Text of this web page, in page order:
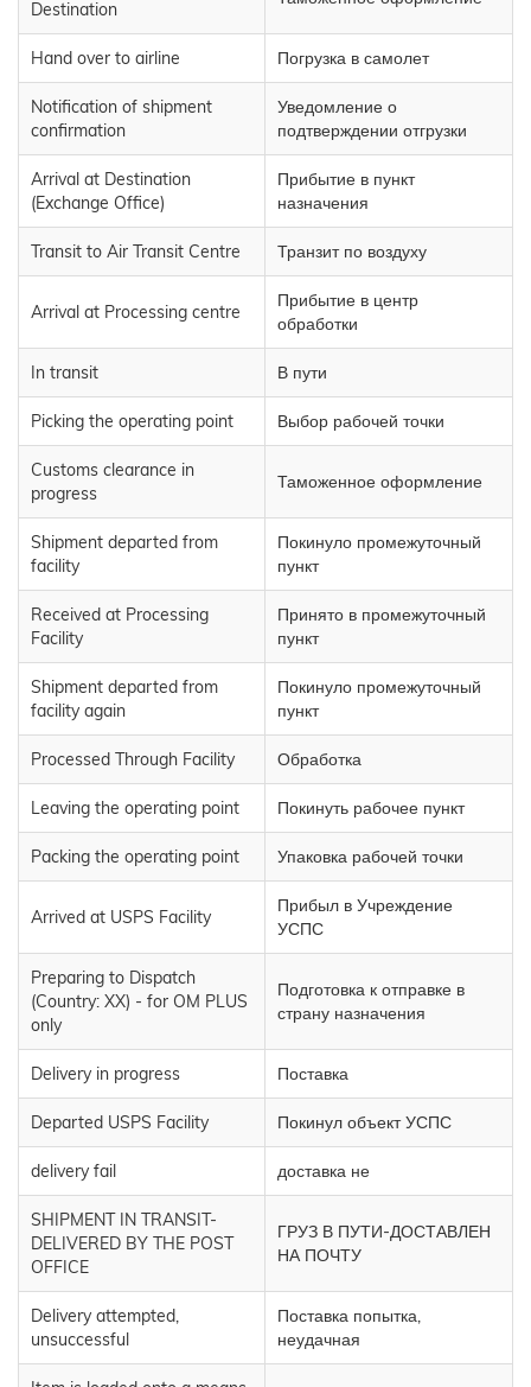
Destination
Hand over to airline Погрузка в самолет
Notification of shipment
confirmation
Уведомление о
подтверждении отгрузки
Arrival at Destination
(Exchange Office)
Прибытие в пункт
назначения
Transit to Air Transit Centre Транзит по воздуху
Arrival at Processing centre
Прибытие в центр
обработки
In transit В пути
Picking the operating point Выбор рабочей точки
Customs clearance in
progress
Таможенное оформление
Shipment departed from
facility
Покинуло промежуточный
пункт
Received at Processing
Facility
Принято в промежуточный
пункт
Shipment departed from
facility again
Покинуло промежуточный
пункт
Processed Through Facility Обработка
Leaving the operating point Покинуть рабочее пункт
Packing the operating point Упаковка рабочей точки
Arrived at USPS Facility
Прибыл в Учреждение
УСПС
Preparing to Dispatch
(Country: XX) - for OM PLUS
only
Подготовка к отправке в
страну назначения
Delivery in progress Поставка
Departed USPS Facility Покинул объект УСПС
delivery fail доставка не
SHIPMENT IN TRANSIT-
DELIVERED BY THE POST
OFFICE
ГРУЗ В ПУТИ-ДОСТАВЛЕН
НА ПОЧТУ
Delivery attempted,
unsuccessful
Поставка попытка,
неудачная